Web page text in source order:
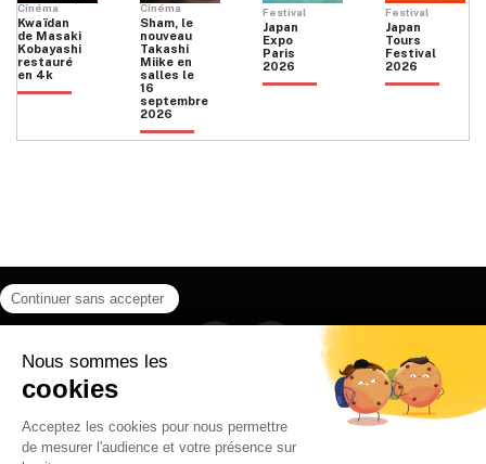
Cinéma
Kwaïdan
de Masaki
Kobayashi
restauré
en 4k
Cinéma
Sham, le
nouveau
Takashi
Miike en
salles le
16
septembre
2026
Festival
Japan
Expo
Paris
2026
Festival
Japan
Tours
Festival
2026
Instagram
CONTACT
POLITIQUE DE CONFIDENTIALITÉ